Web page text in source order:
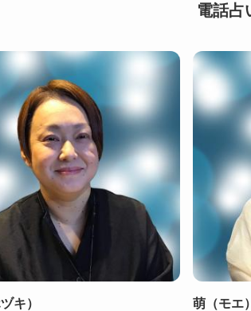
電話占
キ） 萌（モエ）